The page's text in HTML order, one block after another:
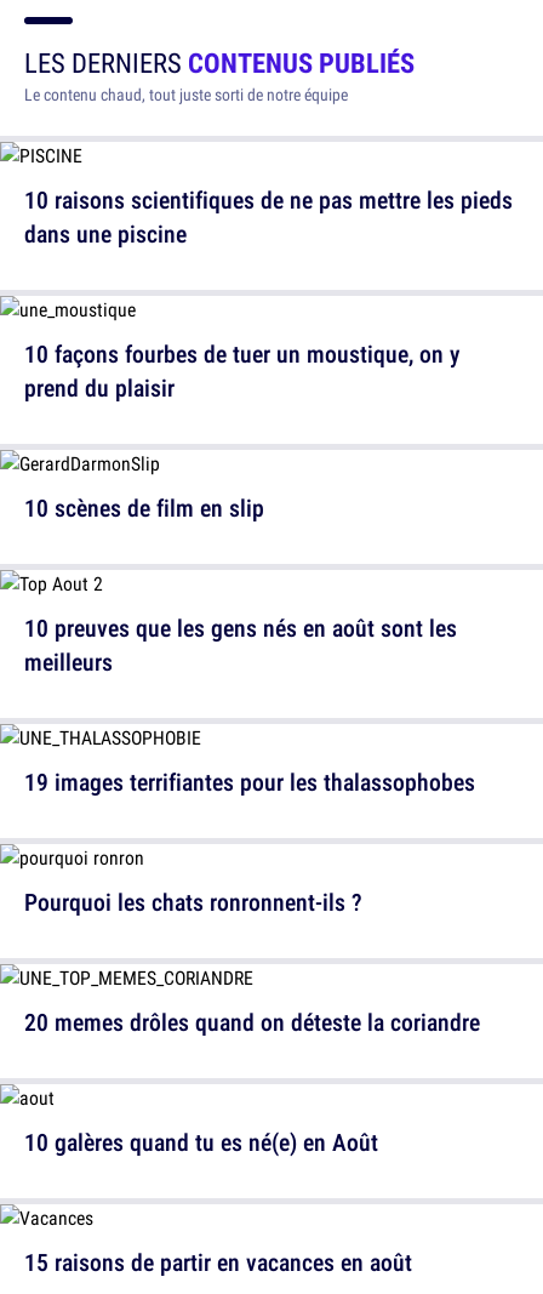
LES DERNIERS CONTENUS PUBLIÉS
Le contenu chaud, tout juste sorti de notre équipe
10 raisons scientifiques de ne pas mettre les pieds
dans une piscine
10 scènes de film en slip
19 images terrifiantes pour les thalassophobes
20 memes drôles quand on déteste la coriandre
15 raisons de partir en vacances en août
10 façons fourbes de tuer un moustique, on y
prend du plaisir
10 preuves que les gens nés en août sont les
meilleurs
Pourquoi les chats ronronnent-ils ?
10 galères quand tu es né(e) en Août